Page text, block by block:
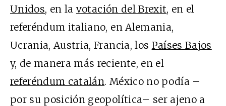
Unidos, en la votación del Brexit, en el
referéndum italiano, en Alemania,
Ucrania, Austria, Francia, los Países Bajos
y, de manera más reciente, en el
referéndum catalán. México no podía –
por su posición geopolítica– ser ajeno a